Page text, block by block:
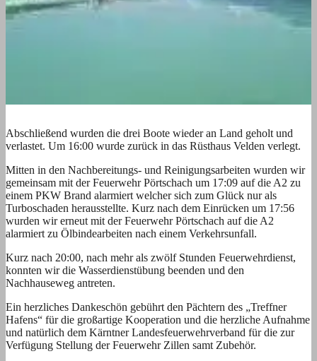
Abschließend wurden die drei Boote wieder an Land geholt und
verlastet. Um 16:00 wurde zurück in das Rüsthaus Velden verlegt.
Mitten in den Nachbereitungs- und Reinigungsarbeiten wurden wir
gemeinsam mit der Feuerwehr Pörtschach um 17:09 auf die A2 zu
einem PKW Brand alarmiert welcher sich zum Glück nur als
Turboschaden herausstellte. Kurz nach dem Einrücken um 17:56
wurden wir erneut mit der Feuerwehr Pörtschach auf die A2
alarmiert zu Ölbindearbeiten nach einem Verkehrsunfall.
Kurz nach 20:00, nach mehr als zwölf Stunden Feuerwehrdienst,
konnten wir die Wasserdienstübung beenden und den
Nachhauseweg antreten.
Ein herzliches Dankeschön gebührt den Pächtern des „Treffner
Hafens“ für die großartige Kooperation und die herzliche Aufnahme
und natürlich dem Kärntner Landesfeuerwehrverband für die zur
Verfügung Stellung der Feuerwehr Zillen samt Zubehör.